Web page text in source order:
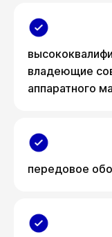
владеющие
аппаратного
передовое